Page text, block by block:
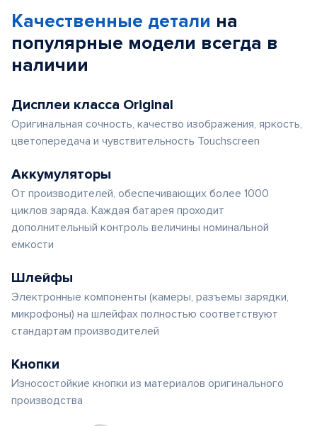
Качественные детали на
популярные модели всегда в
наличии
Дисплеи класса Original
Оригинальная сочность, качество изображения, яркость,
цветопередача и чувствительность Touchscreen
Аккумуляторы
От производителей, обеспечивающих более 1000
циклов заряда. Каждая батарея проходит
дополнительный контроль величины номинальной
емкости
Шлейфы
Электронные компоненты (камеры, разъемы зарядки,
микрофоны) на шлейфах полностью соответствуют
стандартам производителей
Кнопки
Износостойкие кнопки из материалов оригинального
производства